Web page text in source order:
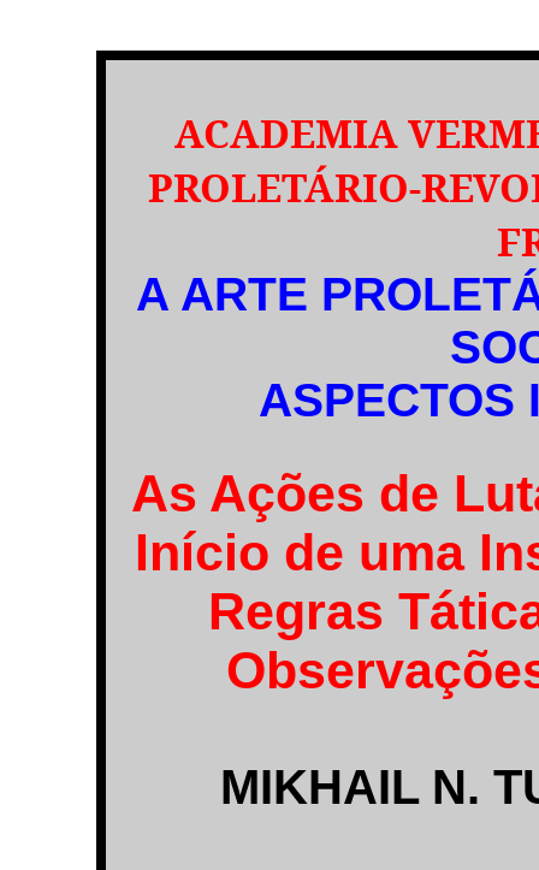
ACADEMIA
PROLETÁRIO-
A ARTE
ASPECTOS
As Ações de
Início de uma
Regras
MIKHAIL N.